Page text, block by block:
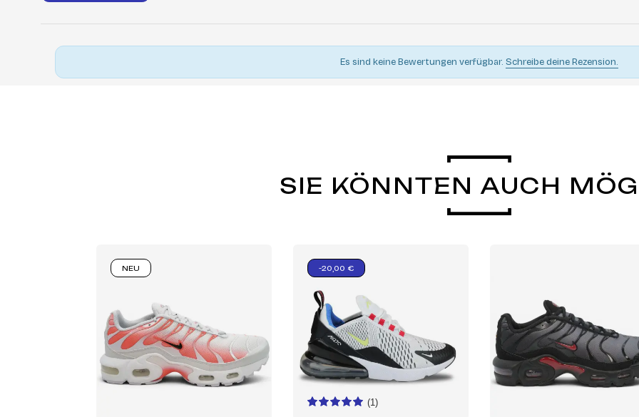
Es sind keine Bewertungen verfügbar. Schreibe deine Rezension.
SIE KÖNNTEN AUCH
NEU
(1)
-20,00 €